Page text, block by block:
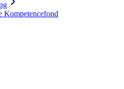
Kompetencefond